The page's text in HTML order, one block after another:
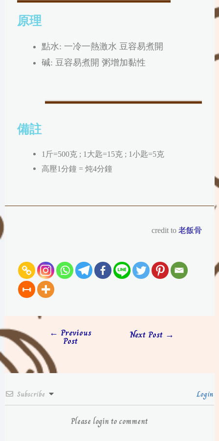
原理
點水: 一冷一熱激水 豆容易煮開
碱: 豆容易煮開 粥增加黏性
備註
1斤=500克 ; 1大匙=15克 ; 1小匙=5克
高壓1分鐘 = 炖4分鐘
credit to 老飯骨
← Previous
Post Next Post →
Subscribe Login
Please login to comment